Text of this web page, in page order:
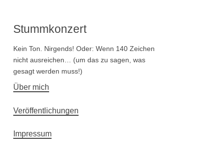
Stummkonzert
Kein Ton. Nirgends! Oder: Wenn 140 Zeichen
nicht ausreichen… (um das zu sagen, was
gesagt werden muss!)
Hauptnavigation
Über mich
Veröffentlichungen
Impressum